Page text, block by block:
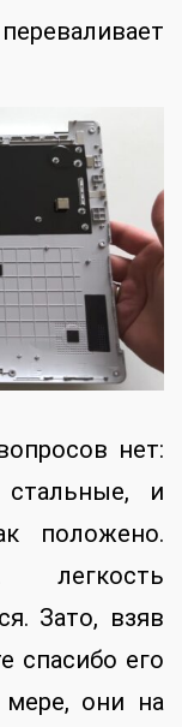
нет:
и
положено.
Зато, взяв
спасибо его
мере, они на